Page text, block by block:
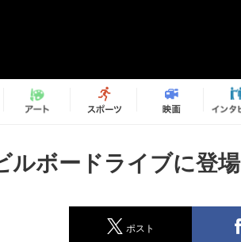
ルボードライブに登場
ポスト